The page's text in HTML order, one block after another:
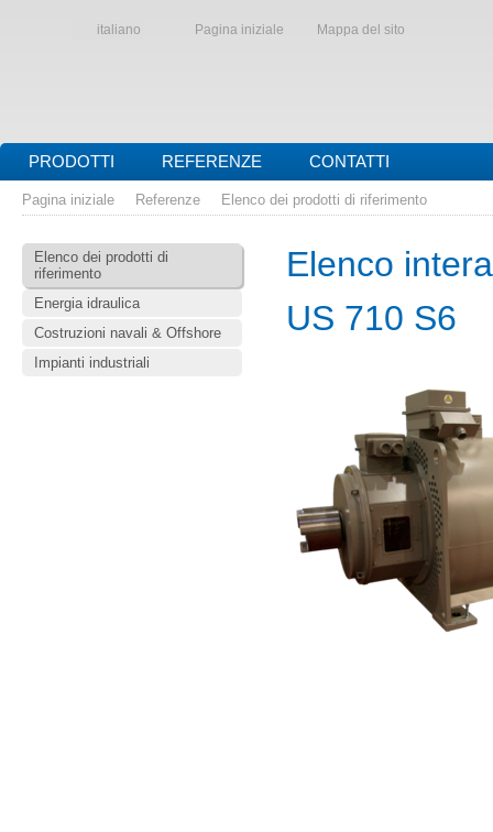
italiano Pagina iniziale Mappa del sito
PRODOTTI REFERENZE CONTATTI
Pagina iniziale Referenze Elenco dei prodotti di riferimento
Elenco dei prodotti di
riferimento
Energia idraulica
Costruzioni navali & Offshore
Impianti industriali
Elenco
US 710 S6